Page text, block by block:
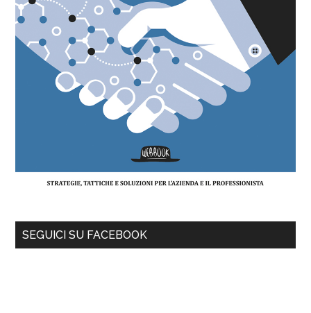
SEGUICI SU FACEBOOK